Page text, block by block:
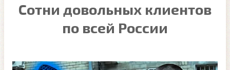
Сотни довольных клиентов
по всей России